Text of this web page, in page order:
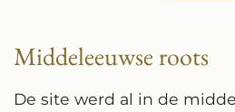
Middeleeuwse roots
De site werd al in de